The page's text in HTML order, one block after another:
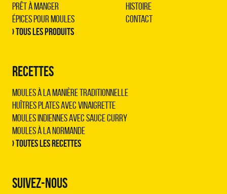
Prêt à Manger
Épices pour Moules
› Tous les produits
RECETTES
Moules à la manière traditionnelle
Huîtres plates avec vinaigrette
Moules indiennes avec sauce curry
Moules à la normande
› Toutes les recettes
Histoire
Contact
SUIVEZ-NOUS